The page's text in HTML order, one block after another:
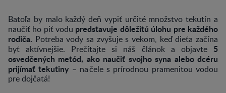
Batoľa by malo každý deň vypiť určité množstvo tekutín a
naučiť ho piť vodu predstavuje dôležitú úlohu pre každého
rodiča. Potreba vody sa zvyšuje s vekom, keď dieťa začína
byť aktívnejšie. Prečítajte si náš článok a objavte5
osvedčených metód, ako naučiť svojho syna alebo dcéru
prijímať tekutiny– na čele s prírodnou pramenitou vodou
pre dojčatá!